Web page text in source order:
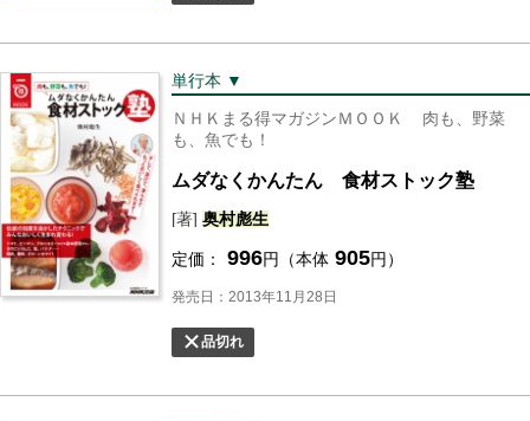
単行本 ▼
ＮＨＫまる得マガジンＭＯＯＫ
肉も、野菜
も、魚でも！
ムダなくかんたん 食材ストック塾
[著] 奥村彪生
定価： 996円（本体 905円）
発売日：2013年11月28日
品切れ